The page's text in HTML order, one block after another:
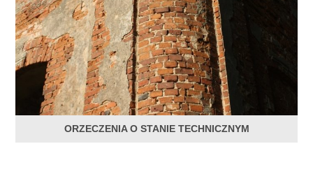
ORZECZENIA O STANIE TECHNICZNYM